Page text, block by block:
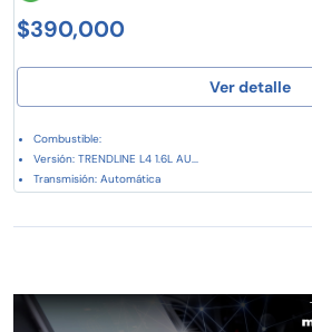
$390,000
Ver detalle
Combustible:
Versión: TRENDLINE L4 1.6L AU...
Transmisión: Automática